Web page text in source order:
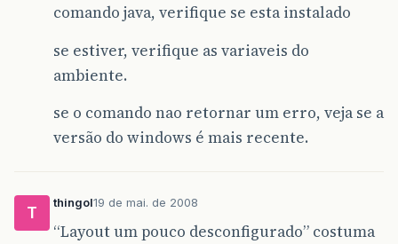
comando java, verifique se esta instalado
se estiver, verifique as variaveis do
ambiente.
se o comando nao retornar um erro, veja se a
versão do windows é mais recente.
T
thingol19 de mai. de 2008
“Layout um pouco desconfigurado” costuma